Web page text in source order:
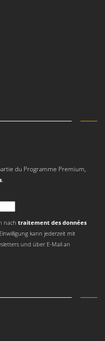
thermiques
du Programme Premium,
.
nach traitement des données
kann jederzeit mit
und über E-Mail an